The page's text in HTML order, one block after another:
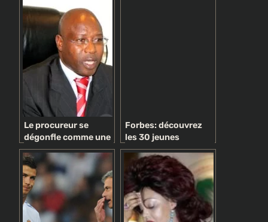
PM Idrissa Seck
supprimée des
archives nationales
Le procureur se
dégonfle comme une
baudruche: Lassana
Diabé Siby, un héros ?
Une vaste blague
Forbes: découvrez
les 30 jeunes
entrepreneurs
Africains les plus
prometteurs